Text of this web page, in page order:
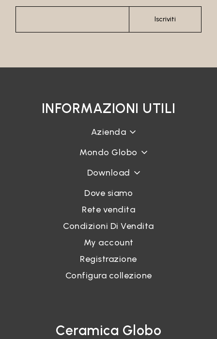
Iscriviti
INFORMAZIONI UTILI
Azienda
Mondo Globo
Download
Dove siamo
Rete vendita
Condizioni Di Vendita
My account
Registrazione
Configura collezione
Ceramica Globo